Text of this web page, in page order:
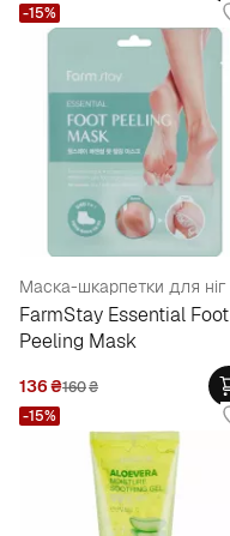
Маска-шкарпетки для ніг
FarmStay Essential Foot
Peeling Mask
136₴160₴
-15%
-15%